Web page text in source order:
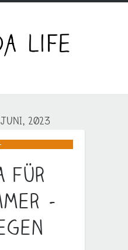
JUNI, 2023
für
–